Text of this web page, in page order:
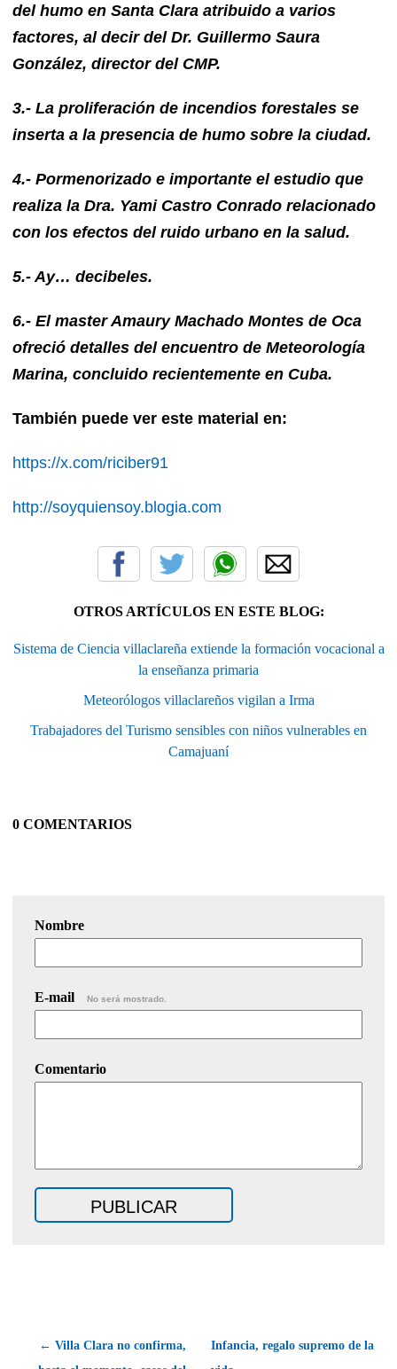
del humo en Santa Clara atribuido a varios
factores, al decir del Dr. Guillermo Saura
González, director del CMP.
3.- La proliferación de incendios forestales se
inserta a la presencia de humo sobre la ciudad.
4.- Pormenorizado e importante el estudio que
realiza la Dra. Yami Castro Conrado relacionado
con los efectos del ruido urbano en la salud.
5.- Ay… decibeles.
6.- El master Amaury Machado Montes de Oca
ofreció detalles del encuentro de Meteorología
Marina, concluido recientemente en Cuba.
También puede ver este material en:
https://x.com/riciber91
http://soyquiensoy.blogia.com
OTROS ARTÍCULOS EN ESTE BLOG:
Sistema de Ciencia villaclareña extiende la formación vocacional a
la enseñanza primaria
Meteorólogos villaclareños vigilan a Irma
Trabajadores del Turismo sensibles con niños vulnerables en
Camajuaní
0 COMENTARIOS
Nombre
E-mail No será mostrado.
Comentario
← Villa Clara no confirma,
Infancia, regalo supremo de la